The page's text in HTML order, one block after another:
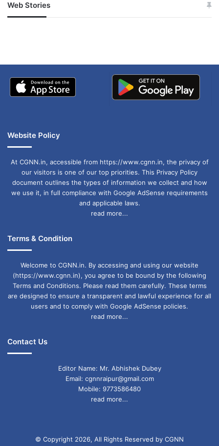
Web Stories
जम्मू-कश्मीर में बारिश से
अपडेट
खाई में धक्का… आरोपियों ने
Website Policy
At CGNN.in, accessible from https://www.cgnn.in, the privacy of
our visitors is one of our top priorities. This Privacy Policy
document outlines the types of information we collect and how
we use it, in full compliance with Google AdSense requirements
and applicable laws.
read more...
Terms & Condition
Welcome to CGNN.in. By accessing and using our website
(https://www.cgnn.in), you agree to be bound by the following
Terms and Conditions. Please read them carefully. These terms
are designed to ensure a transparent and lawful experience for all
users and to comply with Google AdSense policies.
read more...
Contact Us
Editor Name: Mr. Abhishek Dubey
Email: cgnnraipur@gmail.com
Mobile: 9773586480
read more...
© Copyright 2026, All Rights Reserved by CGNN